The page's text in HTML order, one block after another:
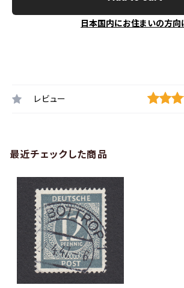
日本国内にお住まいの方向
レビュー
最近チェックした商品